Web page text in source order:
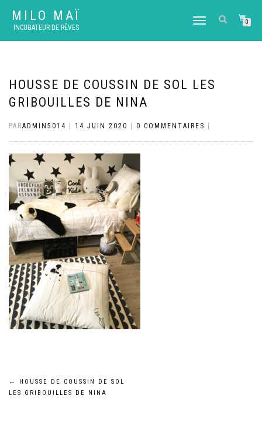
MILO MAÏ
INCUBATEUR DE RÊVES
DÉPLIER
NAVIGATION
0
HOUSSE DE COUSSIN DE SOL LES
GRIBOUILLES DE NINA
PARADMIN5014 14 JUIN 2020 0 COMMENTAIRES
Navigation
←
HOUSSE DE COUSSIN DE SOL
LES GRIBOUILLES DE NINA